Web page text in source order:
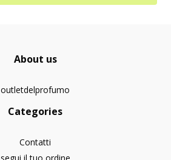
About us
outletdelprofumo
Categories
Contatti